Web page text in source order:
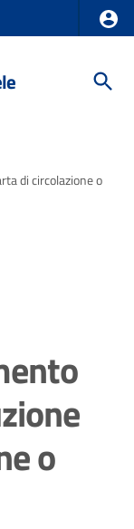
di circolazione o
o